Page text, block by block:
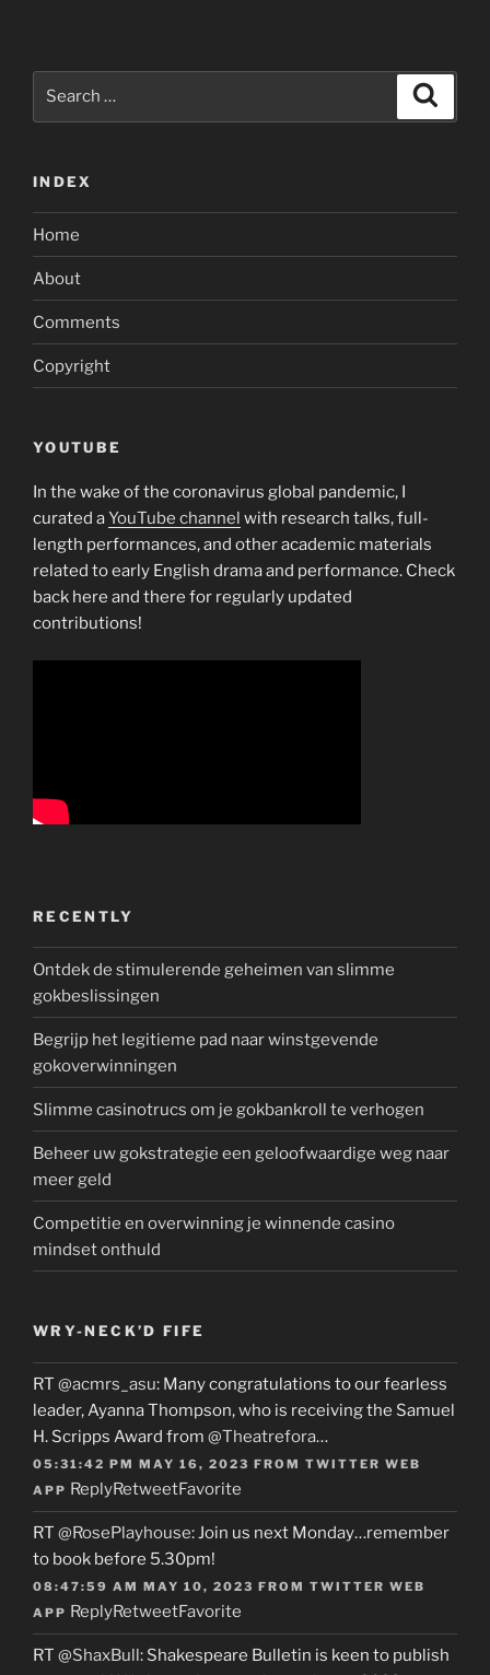
INDEX
Home
About
Comments
Copyright
YOUTUBE
In the wake of the coronavirus global pandemic, I
curated aYouTube channel with research talks, full-
length performances, and other academic materials
related to early English drama and performance. Check
back here and there for regularly updated
contributions!
RECENTLY
Ontdek de stimulerende geheimen van slimme
gokbeslissingen
Begrijp het legitieme pad naar winstgevende
gokoverwinningen
Slimme casinotrucs om je gokbankroll te verhogen
Beheer uw gokstrategie een geloofwaardige weg naar
meer geld
Competitie en overwinning je winnende casino
mindset onthuld
WRY-NECK’D FIFE
RT @acmrs_asu: Many congratulations to our fearless
leader, Ayanna Thompson, who is receiving the Samuel
H. Scripps Award from @Theatrefora…
05:31:42 PM MAY 16, 2023 FROM TWITTER WEB
APP ReplyRetweetFavorite
RT @RosePlayhouse: Join us next Monday…remember
to book before 5.30pm!
08:47:59 AM MAY 10, 2023 FROM TWITTER WEB
APP ReplyRetweetFavorite
RT @ShaxBull: Shakespeare Bulletin is keen to publish